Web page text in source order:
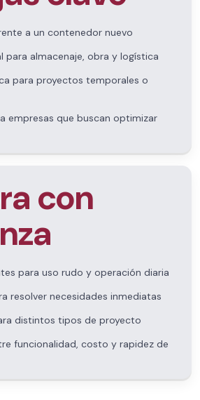
a un contenedor nuevo
para almacenaje, obra y logística
para proyectos temporales o
empresas que buscan optimizar
con
para uso rudo y operación diaria
resolver necesidades inmediatas
distintos tipos de proyecto
funcionalidad, costo y rapidez de